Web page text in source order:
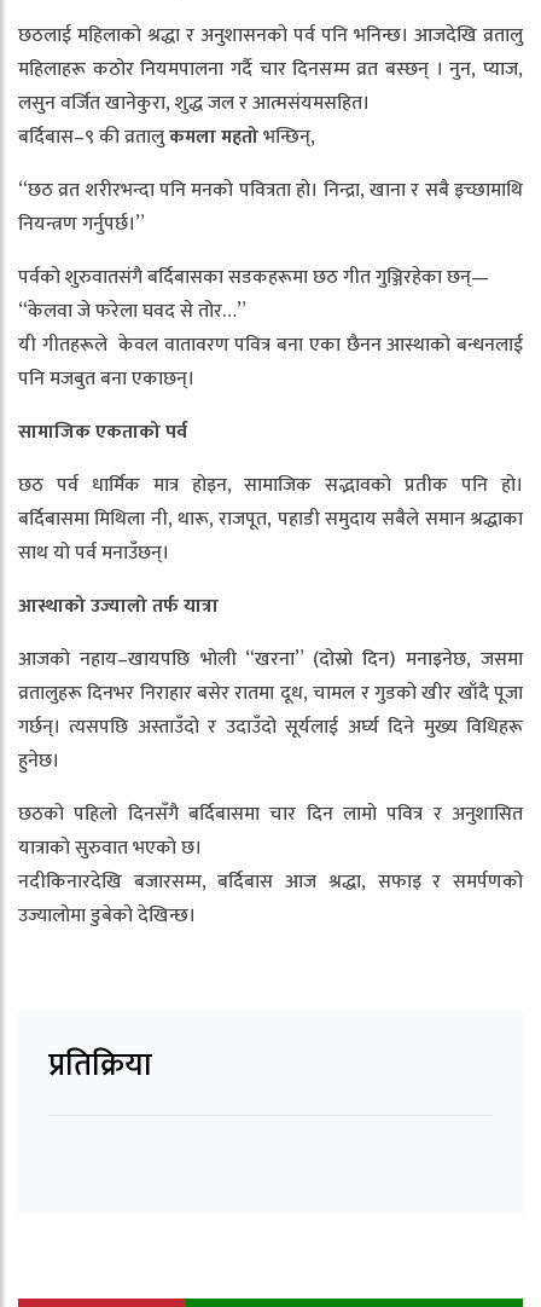
छठलाई महिलाको श्रद्धा र अनुशासनको पर्व पनि भनिन्छ। आजदेखि व्रतालु
महिलाहरू कठोर नियमपालना गर्दै चार दिनसम्म व्रत बस्छन् । नुन, प्याज,
लसुन वर्जित खानेकुरा, शुद्ध जल र आत्मसंयमसहित।
बर्दिबास–९ की व्रतालुकमलामहतोभन्छिन्,
“छठ व्रत शरीरभन्दा पनि मनको पवित्रता हो। निन्द्रा, खाना र सबै इच्छामाथि
नियन्त्रण गर्नुपर्छ।”
पर्वको शुरुवातसंगै बर्दिबासका सडकहरूमा छठ गीत गुञ्जिरहेका छन्—
“केलवा जे फरेला घवद से तोर…”
यी गीतहरूले केवल वातावरण पवित्र बना एका छैनन आस्थाको बन्धनलाई
पनि मजबुत बना एकाछन्।
सामाजिकएकताकोपर्व
छठ पर्व धार्मिक मात्र होइन, सामाजिक सद्भावको प्रतीक पनि हो।
बर्दिबासमा मिथिला नी, थारू, राजपूत, पहाडी समुदाय सबैले समान श्रद्धाका
साथ यो पर्व मनाउँछन्।
आस्थाकोउज्यालोतर्फयात्रा
आजको नहाय–खायपछि भोली “खरना” (दोस्रो दिन) मनाइनेछ, जसमा
व्रतालुहरू दिनभर निराहार बसेर रातमा दूध, चामल र गुडको खीर खाँदै पूजा
गर्छन्। त्यसपछि अस्ताउँदो र उदाउँदो सूर्यलाई अर्घ्य दिने मुख्य विधिहरू
हुनेछ।
छठको पहिलो दिनसँगै बर्दिबासमा चार दिन लामो पवित्र र अनुशासित
यात्राको सुरुवात भएको छ।
नदीकिनारदेखि बजारसम्म, बर्दिबास आज श्रद्धा, सफाइ र समर्पणको
उज्यालोमा डुबेको देखिन्छ।
प्रतिक्रिया